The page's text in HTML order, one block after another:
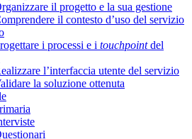
il progetto e la sua gestione
il contesto d’uso del servizio
i processi e i touchpointdel
l’interfaccia utente del servizio
la soluzione ottenuta